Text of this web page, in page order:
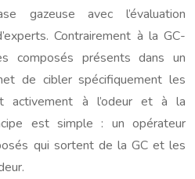
gazeuse avec l’évaluation
Contrairement à la GC-
composés présents dans un
de cibler spécifiquement les
activement à l’odeur et à la
est simple : un opérateur
qui sortent de la GC et les